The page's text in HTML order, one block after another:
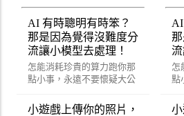
AI 有時聰明有時笨？
那是因為覺得沒難度分
流讓小模型去處理！
怎能消耗珍貴的算力跑你那
點小事，永遠不要懷疑大公
小遊戲上傳你的照片，
怎
點